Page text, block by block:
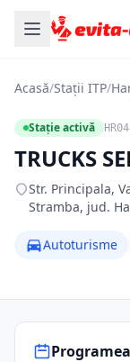
Acasă/Stații ITP/
Stație activă
TRUCKS
Str. Principala,
Stramba, jud.
Autoturisme